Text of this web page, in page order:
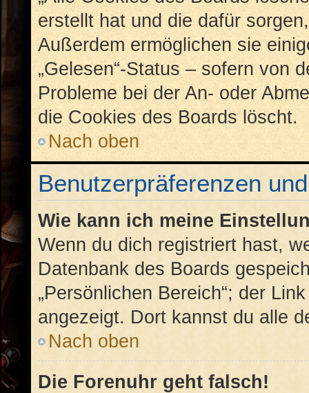
erstellt hat und die dafür
Außerdem ermöglichen sie
„Gelesen“-Status – sofern von
Probleme bei der An- oder
die Cookies des Boards löscht.
Nach oben
Benutzerpräferenzen
Wie kann ich meine
Wenn du dich registriert hast,
Datenbank des Boards
„Persönlichen Bereich“; der
angezeigt. Dort kannst du alle
Nach oben
Die Forenuhr geht falsch!